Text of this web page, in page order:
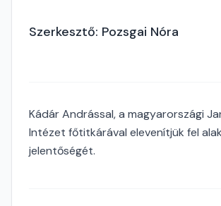
Szerkesztő: Pozsgai Nóra
Kádár Andrással, a magyarországi
Intézet főtitkárával elevenítjük fel
jelentőségét.